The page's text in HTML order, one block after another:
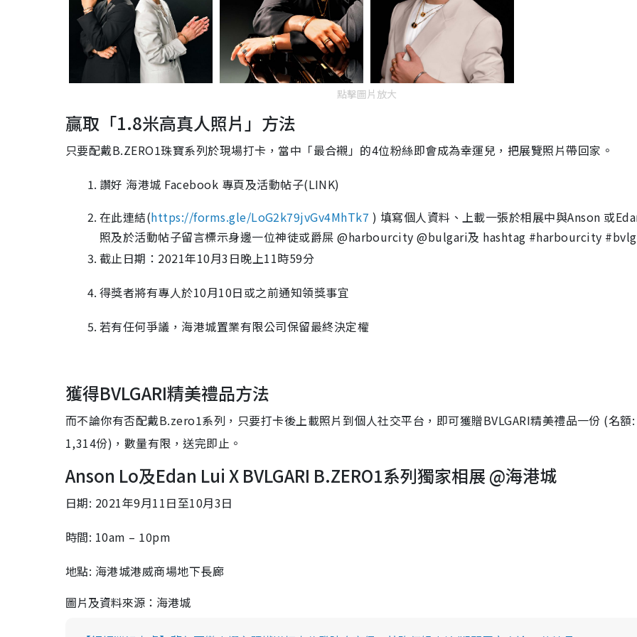
點擊圖片放大
贏取「1.8米高真人照片」方法
只要配戴B.ZERO1珠寶系列於現場打卡，當中「最合襯」的4位粉絲即會成為幸運兒，把展覽照片帶回家。
讚好 海港城 Facebook 專頁及活動帖子(LINK)
在此連結(https://forms.gle/LoG2k79jvGv4MhTk7 ) 填寫個人資料、上載一張於相展中與Anson 或
照及於活動帖子留言標示身邊一位神徒或爵屎 @harbourcity @bulgari及 hashtag #harbourcity
截止日期：2021年10月3日晚上11時59分
得獎者將有專人於10月10日或之前通知領獎事宜
若有任何爭議，海港城置業有限公司保留最終決定權
獲得BVLGARI精美禮品方法
而不論你有否配戴B.zero1系列，只要打卡後上載照片到個人社交平台，即可獲贈BVLGARI精美禮品一份 (名額:
1,314份)，數量有限，送完即止。
Anson Lo及Edan Lui X BVLGARI B.ZERO1系列獨家相展 @海港城
日期: 2021年9月11日至10月3日
時間: 10am – 10pm
地點: 海港城港威商場地下長廊
圖片及資料來源：海港城